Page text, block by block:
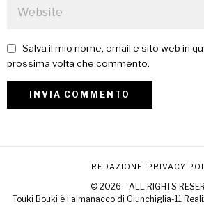
Salva il mio nome, email e sito web in
prossima volta che commento.
REDAZIONE PRIVACY
© 2026 - ALL RIGHTS
Touki Bouki è l’almanacco di Giunchiglia-11